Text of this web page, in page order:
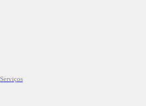
Serviços